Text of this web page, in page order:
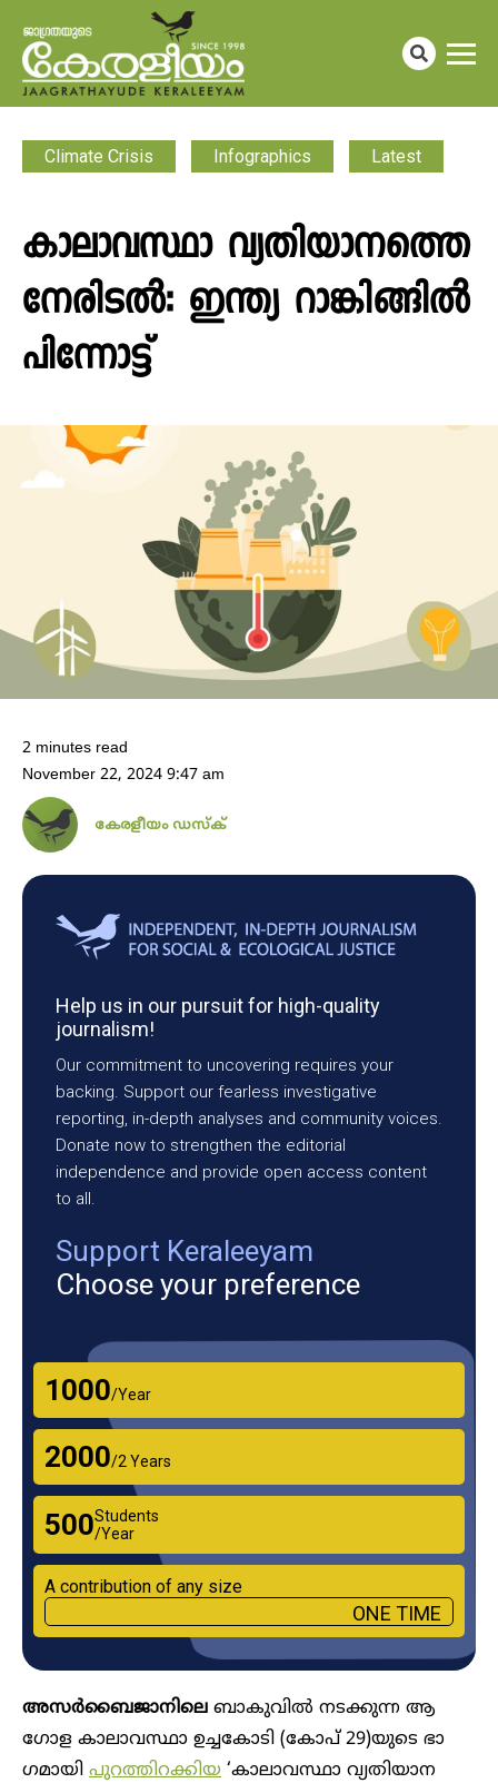
Climate Crisis Infographics Latest
കാലാവസ്ഥാ വ്യതിയാനത്തെ
നേരിടൽ: ഇന്ത്യ റാങ്കിങ്ങിൽ
പിന്നോട്ട്
2 minutes read
November 22, 2024 9:47 am
കേരളീയം ഡസ്ക്
Help us in our pursuit for high-quality
journalism!
Our commitment to uncovering requires your
backing. Support our fearless investigative
reporting, in-depth analyses and community voices.
Donate now to strengthen the editorial
independence and provide open access content
to all.
Support Keraleeyam
Choose your preference
₹1000/Year
₹2000/2 Years
₹500Students
/Year
A contribution of any size
ONE TIME
അസർബൈജാനിലെ ബാകുവിൽ നടക്കുന്ന ആ​
ഗോള ‌കാലാവസ്ഥാ ഉച്ചകോടി (കോപ് 29)യുടെ ഭാ​
ഗമായി പുറത്തിറക്കിയ ‘കാലാവസ്ഥാ വ്യതിയാന